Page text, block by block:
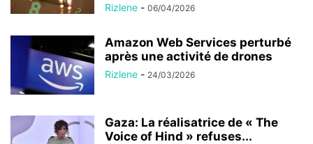
Rizlene - 06/04/2026
Amazon Web Services perturbé
après une activité de drones
Rizlene - 24/03/2026
Gaza: La réalisatrice de « The
Voice of Hind » refuses...